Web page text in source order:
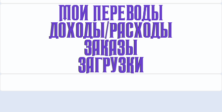
МОИ ПЕРЕВОДЫ
ДОХОДЫ/РАСХОДЫ
ЗАКАЗЫ
ЗАГРУЗКИ